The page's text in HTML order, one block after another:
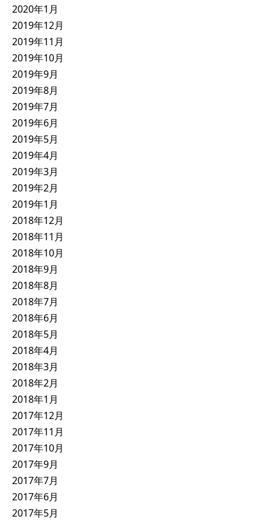
2020年1月
2019年12月
2019年11月
2019年10月
2019年9月
2019年8月
2019年7月
2019年6月
2019年5月
2019年4月
2019年3月
2019年2月
2019年1月
2018年12月
2018年11月
2018年10月
2018年9月
2018年8月
2018年7月
2018年6月
2018年5月
2018年4月
2018年3月
2018年2月
2018年1月
2017年12月
2017年11月
2017年10月
2017年9月
2017年7月
2017年6月
2017年5月